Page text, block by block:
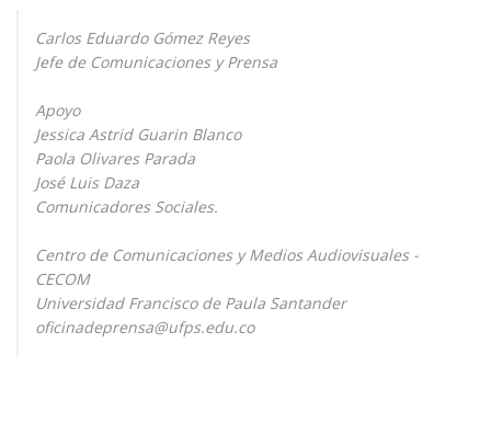
Carlos Eduardo Gómez Reyes
Jefe de Comunicaciones y Prensa
Apoyo
Jessica Astrid Guarin Blanco
Paola Olivares Parada
José Luis Daza
Comunicadores Sociales.
Centro de Comunicaciones y Medios Audiovisuales -
CECOM
Universidad Francisco de Paula Santander
oficinadeprensa@ufps.edu.co